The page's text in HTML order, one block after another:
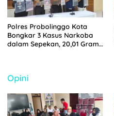
Polres Probolinggo Kota
Bongkar 3 Kasus Narkoba
dalam Sepekan, 20,01 Gram
Opini